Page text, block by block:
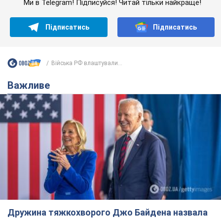
Ми в Telegram! Підписуйся! Читай тільки найкраще!
Підписатись Підписатись
Війська РФ влаштували...
Важливе
Дружина тяжкохворого Джо Байдена назвала